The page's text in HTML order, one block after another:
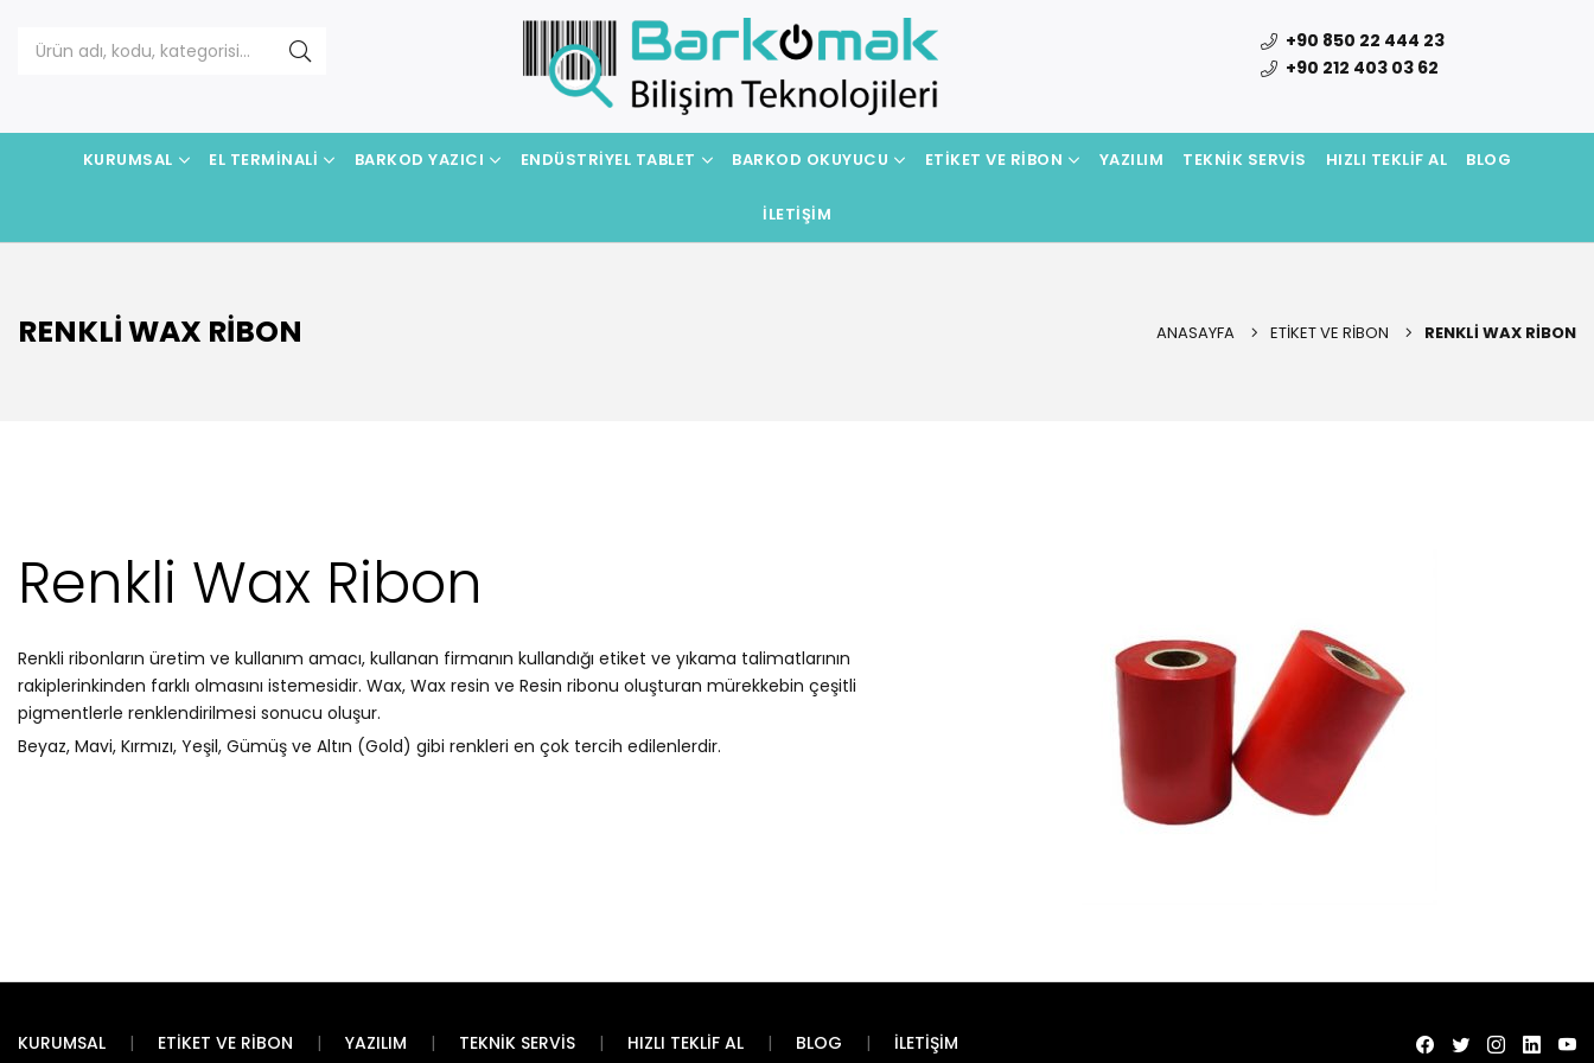
+90 850 22 444 23
+90 212 403 03 62
KURUMSAL EL TERMINALI BARKOD YAZICI ENDÜSTRIYEL TABLET BARKOD OKUYUCU ETIKET VE RIBON YAZILIM TEKNIK SERVIS HIZLI TEKLIF AL BLOG
İLETIŞIM
RENKLI WAX RIBON ANASAYFA ETIKET VE RIBON RENKLI WAX RIBON
Renkli Wax Ribon
Renkli ribonların üretim ve kullanım amacı, kullanan firmanın kullandığı etiket ve yıkama talimatlarının
rakiplerinkinden farklı olmasını istemesidir. Wax, Wax resin ve Resin ribonu oluşturan mürekkebin çeşitli
pigmentlerle renklendirilmesi sonucu oluşur.
Beyaz, Mavi, Kırmızı, Yeşil, Gümüş ve Altın (Gold) gibi renkleri en çok tercih edilenlerdir.
KURUMSAL ETIKET VE RIBON YAZILIM TEKNIK SERVIS HIZLI TEKLIF AL BLOG İLETIŞIM